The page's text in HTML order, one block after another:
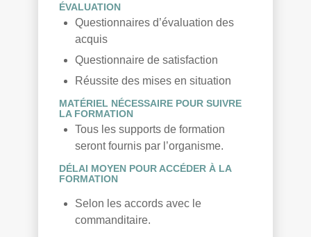
ÉVALUATION
Questionnaires d’évaluation des
acquis
Questionnaire de satisfaction
Réussite des mises en situation
MATÉRIEL NÉCESSAIRE POUR SUIVRE
LA FORMATION
Tous les supports de formation
seront fournis par l’organisme.
DÉLAI MOYEN POUR ACCÉDER À LA
FORMATION
Selon les accords avec le
commanditaire.